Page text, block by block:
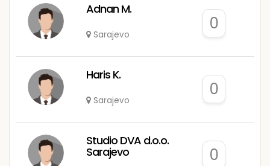
Adnan M.
Sarajevo
0
Haris K.
Sarajevo
0
Studio DVA d.o.o.
Sarajevo 0